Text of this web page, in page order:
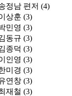
정남 편저 (4)
상훈 (3)
민영 (3)
동규 (3)
종덕 (3)
인영 (3)
미경 (3)
연창 (3)
재철 (3)